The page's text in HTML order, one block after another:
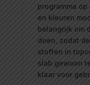
programma
en kleuren
belangrijk om
doen, zodat
stoffen in
slab gewoon
klaar voor